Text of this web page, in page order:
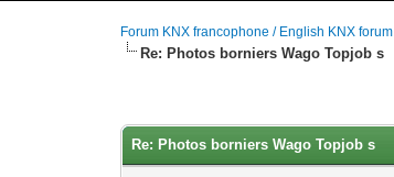
Forum KNX francophone / English KNX forum
Re: Photos borniers Wago Topjob s
Re: Photos borniers Wago Topjob s